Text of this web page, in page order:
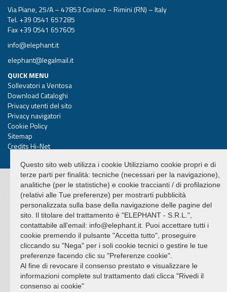
Via Piane, 25/A – 47853 Coriano – Rimini (RN) – Italy
Tel. +39 0541 657285
Fax +39 0541 657605
info@elephant.it
elephant@legalmail.it
QUICK MENU
Sollevatori a Ventosa
Download Cataloghi
Privacy utenti del sito
Privacy navigatori
Cookie Policy
Sitemap
Credits Hi-Net
Questo sito web utilizza i cookie Utilizziamo cookie propri e di
terze parti per finalità: tecniche (necessari per la navigazione),
analitiche (per le statistiche) e cookie traccianti / di profilazione
(relativi alle Tue preferenze) per mostrarti pubblicità
personalizzata sulla base della navigazione delle pagine del
sito. Il titolare del trattamento è "ELEPHANT - S.R.L.",
contattabile all'email: info@elephant.it. Puoi accettare tutti i
cookie premendo il pulsante "Accetta tutto", proseguire
cliccando su "Nega" per i soli cookie tecnici o gestire le tue
preferenze facendo clic su "Preferenze cookie".
Al fine di revocare il consenso prestato e visualizzare le
informazioni complete sul trattamento dati clicca "Rivedi il
consenso ai cookie"